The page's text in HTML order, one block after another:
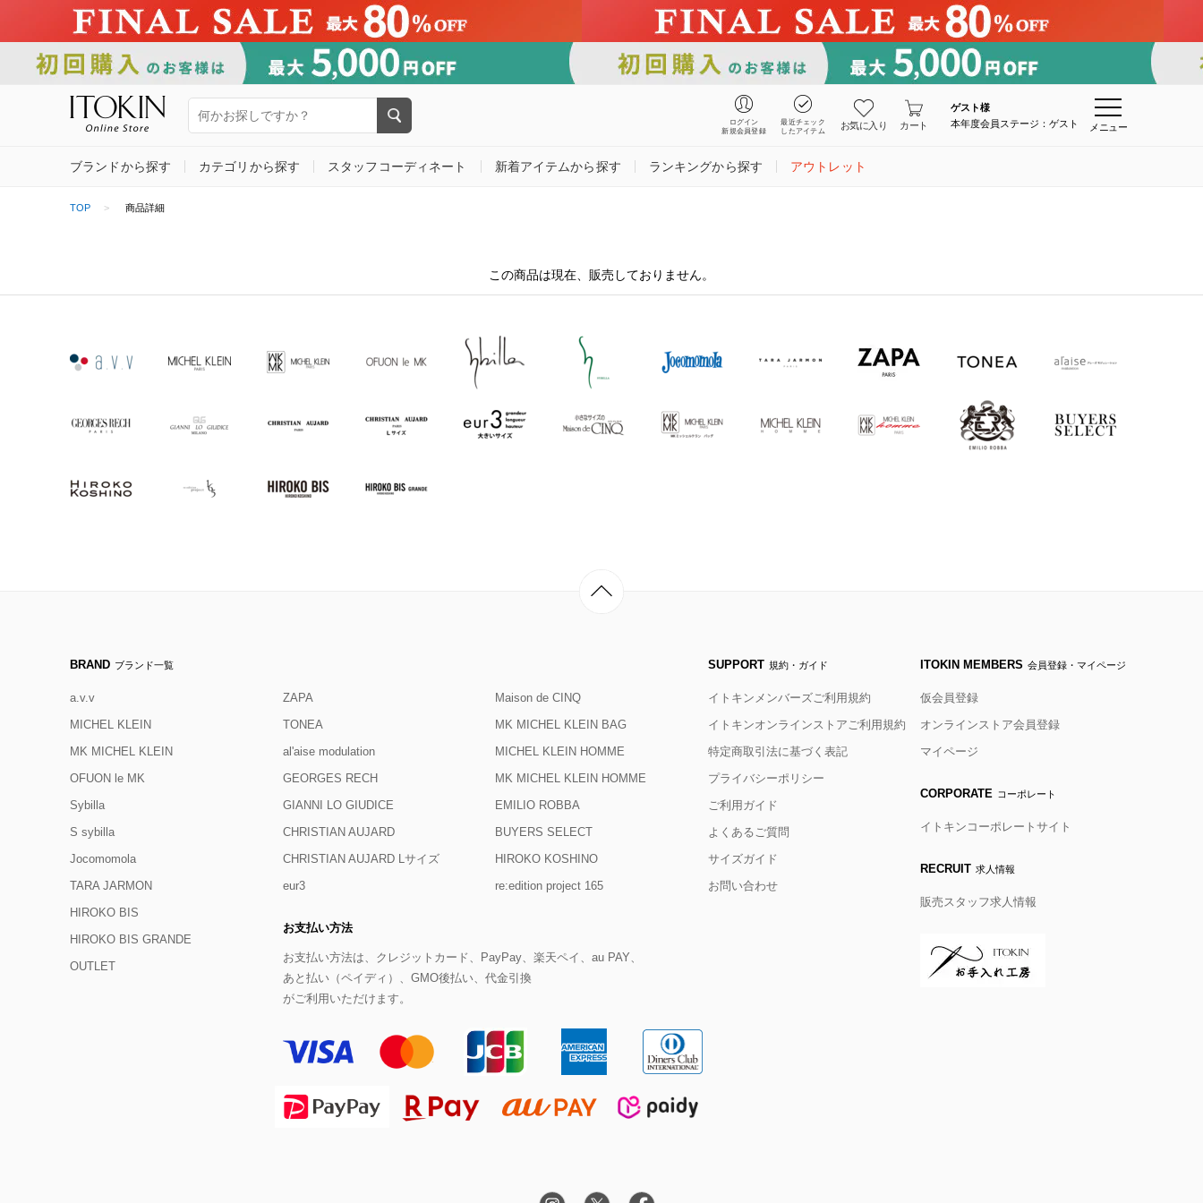
ログイン
新規会員登録
最近チェック
したアイテム
お気に入り カート
ゲスト様
本年度会員ステージ：ゲスト
メニュー
ブランドから探す カテゴリから探す スタッフコーディネート 新着アイテムから探す ランキングから探す アウトレット
TOP 商品詳細
この商品は現在、販売しておりません。
BRAND ブランド一覧
a.v.v
MICHEL KLEIN
MK MICHEL KLEIN
OFUON le MK
Sybilla
S sybilla
Jocomomola
TARA JARMON
ZAPA
TONEA
al'aise modulation
GEORGES RECH
GIANNI LO GIUDICE
CHRISTIAN AUJARD
CHRISTIAN AUJARD Lサイズ
eur3
Maison de CINQ
MK MICHEL KLEIN BAG
MICHEL KLEIN HOMME
MK MICHEL KLEIN HOMME
EMILIO ROBBA
BUYERS SELECT
HIROKO KOSHINO
re:edition project 165
HIROKO BIS
HIROKO BIS GRANDE
OUTLET
お支払い方法
お支払い方法は、クレジットカード、PayPay、楽天ペイ、au PAY、
あと払い（ペイディ）、GMO後払い、代金引換
がご利用いただけます。
SUPPORT 規約・ガイド
イトキンメンバーズご利用規約
イトキンオンラインストアご利用規約
特定商取引法に基づく表記
プライバシーポリシー
ご利用ガイド
よくあるご質問
サイズガイド
お問い合わせ
ITOKIN MEMBERS 会員登録・マイページ
仮会員登録
オンラインストア会員登録
マイページ
CORPORATE コーポレート
イトキンコーポレートサイト
RECRUIT 求人情報
販売スタッフ求人情報